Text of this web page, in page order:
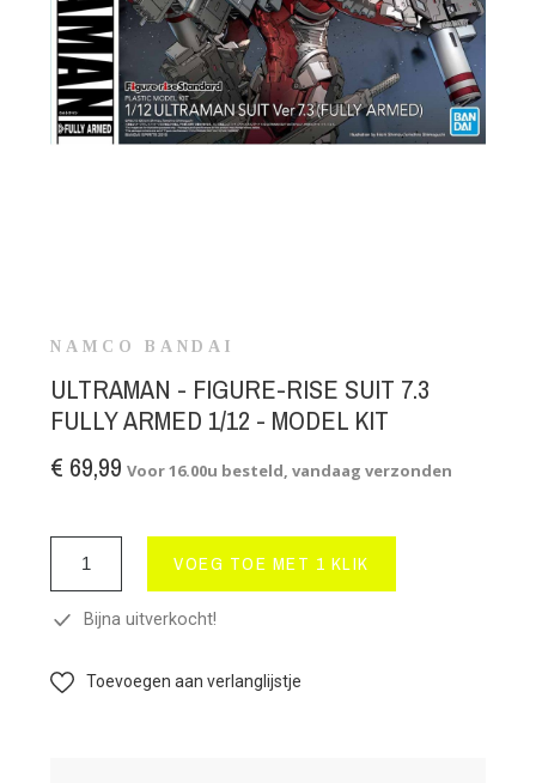
NAMCO BANDAI
ULTRAMAN - FIGURE-RISE SUIT 7.3
FULLY ARMED 1/12 - MODEL KIT
€ 69,99 Voor 16.00u besteld, vandaag verzonden
VOEG TOE MET 1 KLIK
Bijna uitverkocht!
Toevoegen aan verlanglijstje